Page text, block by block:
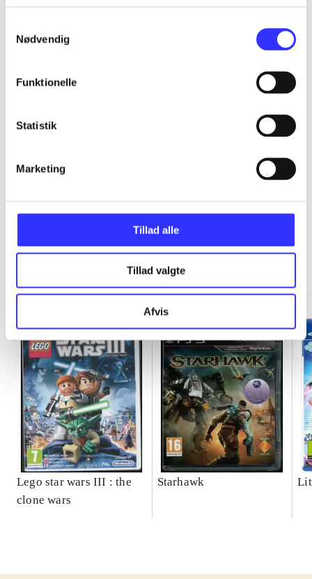
Nødvendig
Funktionelle
Statistik
Marketing
Tillad alle
Tillad valgte
Afvis
Minder om
Lego star wars III : the
clone wars
Starhawk